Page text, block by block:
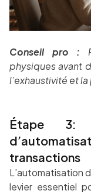
Conseil pro :
physiques avant
l’exhaustivité et
Étape 3:
transactions
L’automatisation
levier essentiel